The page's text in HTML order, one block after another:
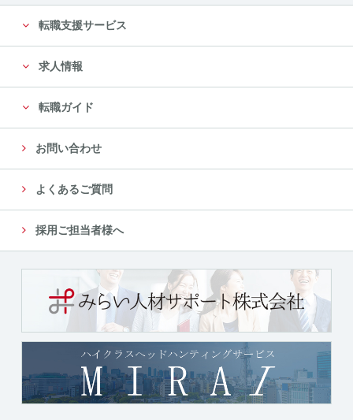
転職支援サービス
求人情報
転職ガイド
お問い合わせ
よくあるご質問
採用ご担当者様へ